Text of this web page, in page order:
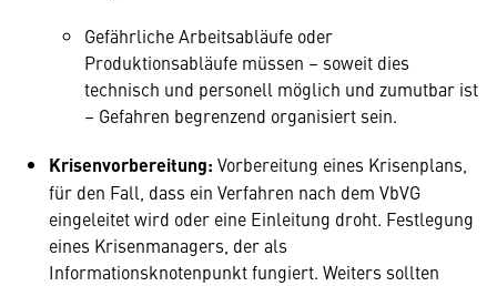
Gefährliche Arbeitsabläufe oder
Produktionsabläufe müssen – soweit dies
technisch und personell möglich und zumutbar ist
– Gefahren begrenzend organisiert sein.
Krisenvorbereitung: Vorbereitung eines Krisenplans,
für den Fall, dass ein Verfahren nach dem VbVG
eingeleitet wird oder eine Einleitung droht. Festlegung
eines Krisenmanagers, der als
Informationsknotenpunkt fungiert. Weiters sollten